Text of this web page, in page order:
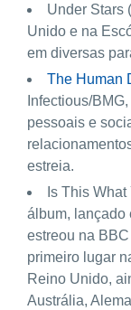
Under Stars
Unido e na
em diversas
The Human
Infectious/
pessoais e
estreia.
Is This
álbum, lançado
estreou na
primeiro lugar
Reino Unido,
Austrália,